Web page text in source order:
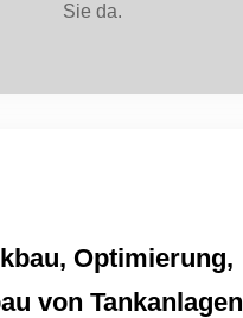
Sie da.
Optimierung,
von Tankanlagen